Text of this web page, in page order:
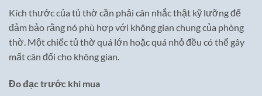
Kích thước của tủ thờ cần phải cân nhắc thật kỹ lưỡng để
đảm bảo rằng nó phù hợp với không gian chung của phòng
thờ. Một chiếc tủ thờ quá lớn hoặc quá nhỏ đều có thể gây
mất cân đối cho không gian.
Đo đạc trước khi mua